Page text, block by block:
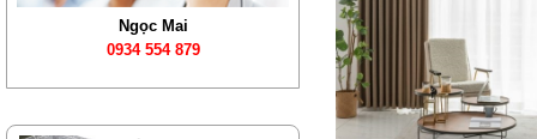
Ngọc Mai
0934 554 879